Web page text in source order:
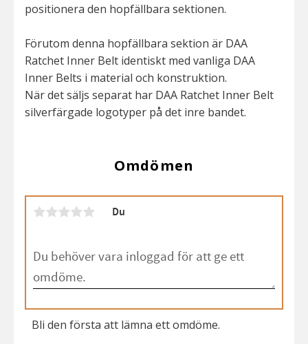
positionera den hopfällbara sektionen.
Förutom denna hopfällbara sektion är DAA
Ratchet Inner Belt identiskt med vanliga DAA
Inner Belts i material och konstruktion.
När det säljs separat har DAA Ratchet Inner Belt
silverfärgade logotyper på det inre bandet.
Omdömen
Du
Bli den första att lämna ett omdöme.